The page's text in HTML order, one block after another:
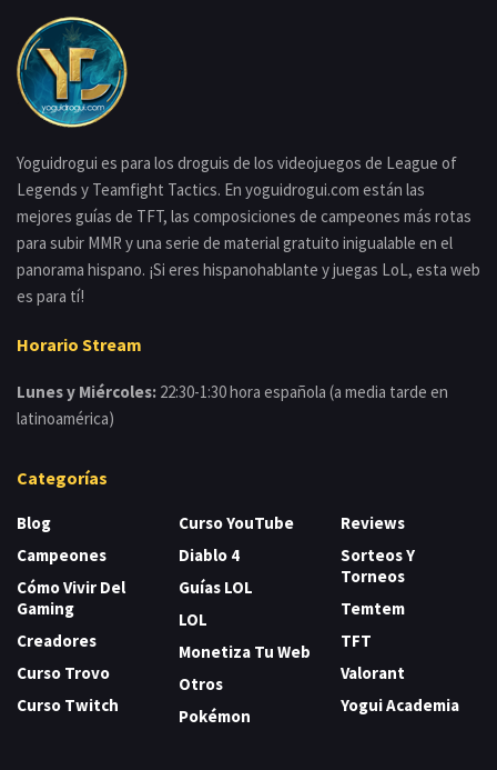
Yoguidrogui es para los droguis de los videojuegos de League of
Legends y Teamfight Tactics. En yoguidrogui.com están las
mejores guías de TFT, las composiciones de campeones más rotas
para subir MMR y una serie de material gratuito inigualable en el
panorama hispano. ¡Si eres hispanohablante y juegas LoL, esta web
es para tí!
Horario Stream
Lunes y Miércoles: 22:30-1:30 hora española (a media tarde en
latinoamérica)
Categorías
Blog
Campeones
Cómo Vivir Del
Gaming
Creadores
Curso Trovo
Curso Twitch
Curso YouTube
Diablo 4
Guías LOL
LOL
Monetiza Tu Web
Otros
Pokémon
Reviews
Sorteos Y
Torneos
Temtem
TFT
Valorant
Yogui Academia